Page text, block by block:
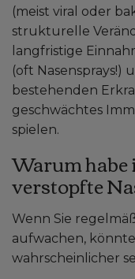
(meist viral oder
strukturelle
langfristige
(oft Nasensprays!)
bestehenden
geschwächtes
spielen.
Warum habe
verstopfte
Wenn Sie
aufwachen,
wahrscheinlicher